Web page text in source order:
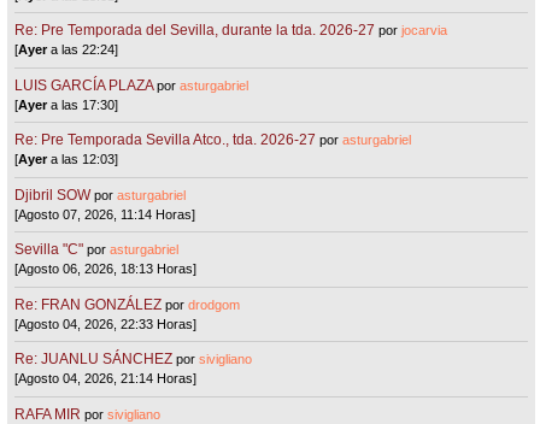
Re: Pre Temporada del Sevilla, durante la tda. 2026-27 porjocarvia
[Ayera las 22:24]
LUIS GARCÍA PLAZA porasturgabriel
[Ayera las 17:30]
Re: Pre Temporada Sevilla Atco., tda. 2026-27 porasturgabriel
[Ayera las 12:03]
Djibril SOW porasturgabriel
[Agosto 07, 2026, 11:14 Horas]
Sevilla "C"porasturgabriel
[Agosto 06, 2026, 18:13 Horas]
Re: FRAN GONZÁLEZ pordrodgom
[Agosto 04, 2026, 22:33 Horas]
Re: JUANLU SÁNCHEZ porsivigliano
[Agosto 04, 2026, 21:14 Horas]
RAFA MIR porsivigliano